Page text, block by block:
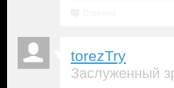
torezTry
Заслуженный